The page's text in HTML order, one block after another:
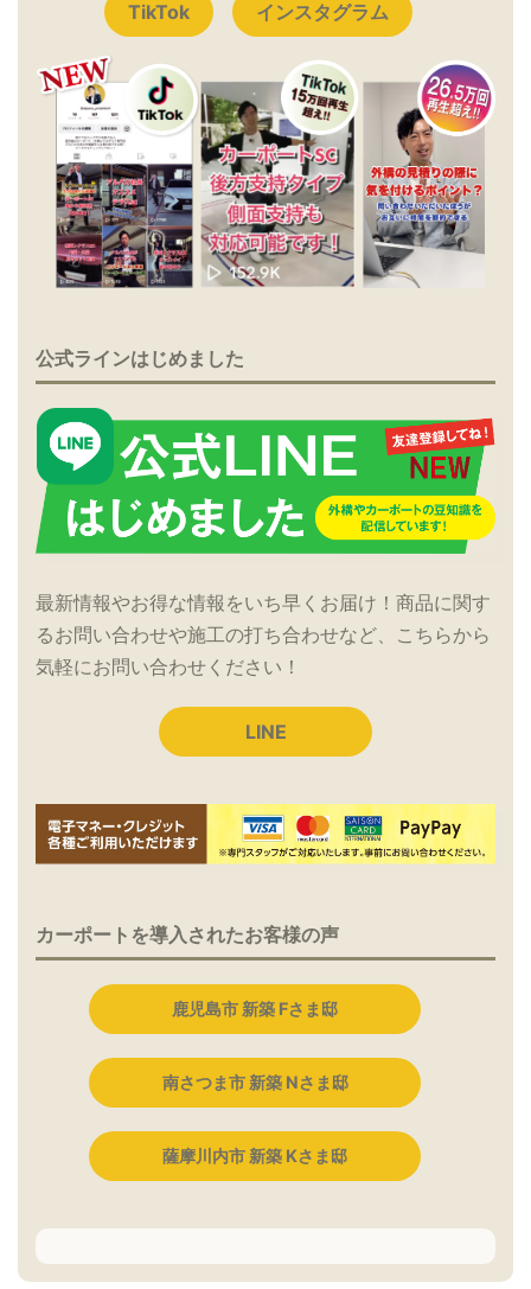
TikTok インスタグラム
公式ラインはじめました
最新情報やお得な情報をいち早くお届け！商品に関す
るお問い合わせや施工の打ち合わせなど、こちらから
気軽にお問い合わせください！
LINE
カーポートを導入されたお客様の声
鹿児島市 新築 Fさま邸
南さつま市 新築 Nさま邸
薩摩川内市 新築 Kさま邸